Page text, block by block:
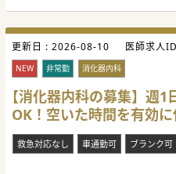
更新日 : 2026-08-10 医師求人
NEW 非常勤 消化器内科
【消化器内科の募集】週
OK！空いた時間を有効
救急対応なし 車通勤可 ブランク可